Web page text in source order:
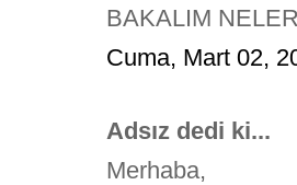
BAKALIM
Cuma, Mart 02,
Adsız dedi ki...
Merhaba,